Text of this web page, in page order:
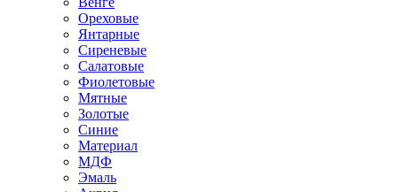
Ореховые
Янтарные
Сиреневые
Салатовые
Фиолетовые
Мятные
Золотые
Синие
Материал
МДФ
Эмаль